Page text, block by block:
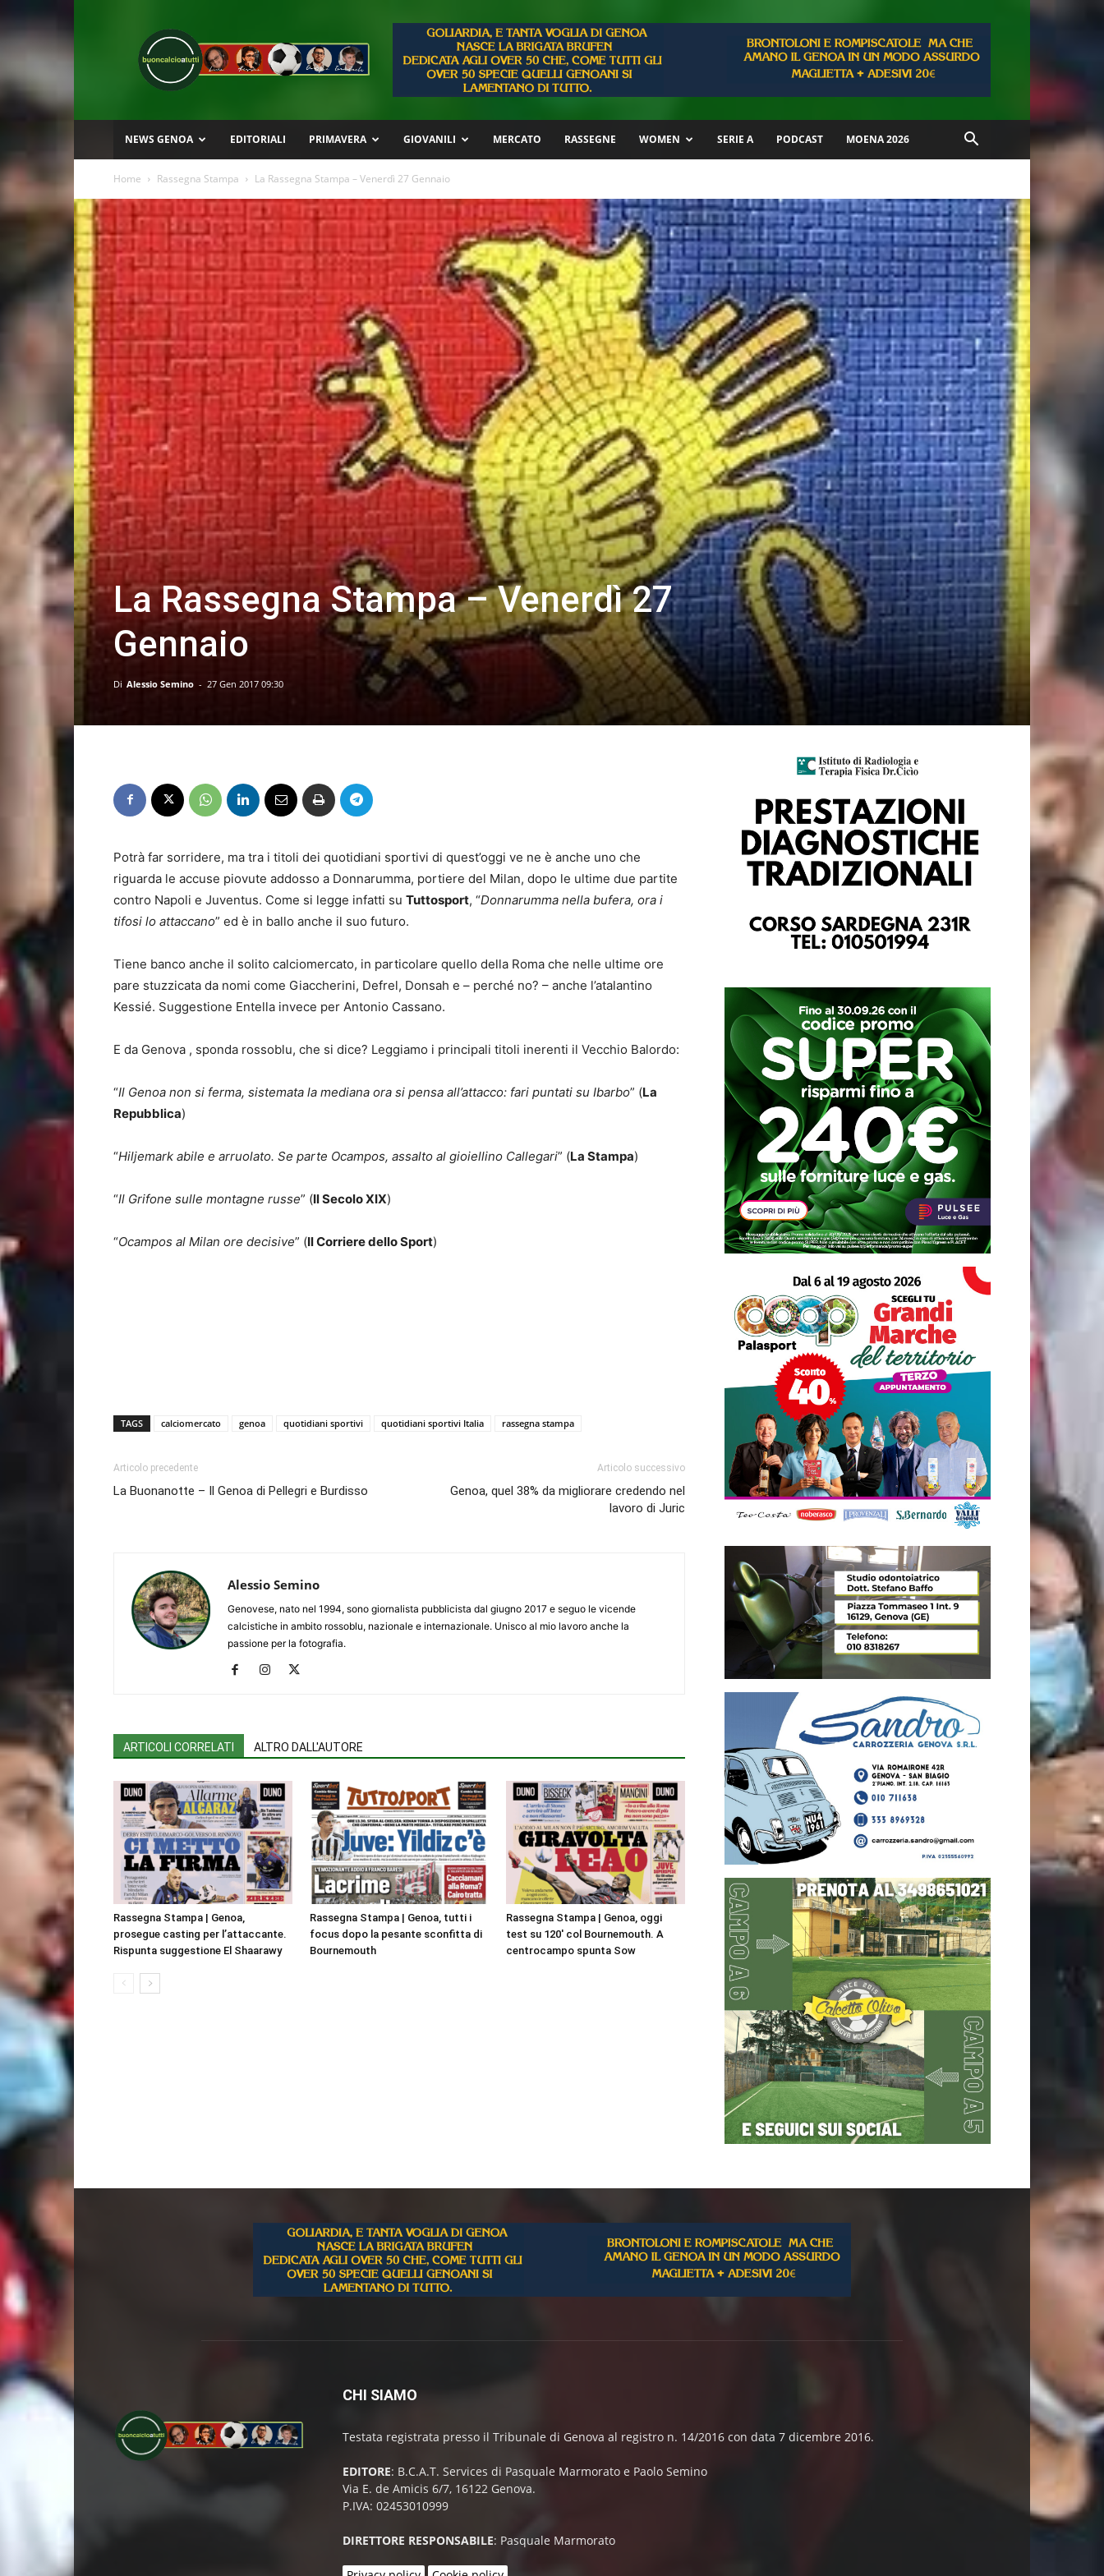
Buon
Calcio
a
Tutti
NEWS GENOA EDITORIALI PRIMAVERA GIOVANILI MERCATO RASSEGNE WOMEN SERIE A PODCAST MOENA 2026
Home Rassegna Stampa La Rassegna Stampa – Venerdì 27 Gennaio
La Rassegna Stampa – Venerdì 27
Gennaio
Di Alessio Semino - 27 Gen 2017 09:30
Potrà far sorridere, ma tra i titoli dei quotidiani sportivi di quest’oggi ve ne è anche uno che
riguarda le accuse piovute addosso a Donnarumma, portiere del Milan, dopo le ultime due partite
contro Napoli e Juventus. Come si legge infatti su Tuttosport, “Donnarumma nella bufera, ora i
tifosi lo attaccano” ed è in ballo anche il suo futuro.
Tiene banco anche il solito calciomercato, in particolare quello della Roma che nelle ultime ore
pare stuzzicata da nomi come Giaccherini, Defrel, Donsah e – perché no? – anche l’atalantino
Kessié. Suggestione Entella invece per Antonio Cassano.
E da Genova , sponda rossoblu, che si dice? Leggiamo i principali titoli inerenti il Vecchio Balordo:
“Il Genoa non si ferma, sistemata la mediana ora si pensa all’attacco: fari puntati su Ibarbo” (La
Repubblica)
“Hiljemark abile e arruolato. Se parte Ocampos, assalto al gioiellino Callegari” (La Stampa)
“Il Grifone sulle montagne russe” (Il Secolo XIX)
“Ocampos al Milan ore decisive” (Il Corriere dello Sport)
TAGS calciomercato genoa quotidiani sportivi quotidiani sportivi Italia rassegna stampa
Articolo precedente
La Buonanotte – Il Genoa di Pellegri e Burdisso
Articolo successivo
Genoa, quel 38% da migliorare credendo nel
lavoro di Juric
Alessio Semino
Genovese, nato nel 1994, sono giornalista pubblicista dal giugno 2017 e seguo le vicende
calcistiche in ambito rossoblu, nazionale e internazionale. Unisco al mio lavoro anche la
passione per la fotografia.
ARTICOLI CORRELATI ALTRO DALL'AUTORE
Rassegna Stampa | Genoa,
prosegue casting per l’attaccante.
Rispunta suggestione El Shaarawy
Rassegna Stampa | Genoa, tutti i
focus dopo la pesante sconfitta di
Bournemouth
Rassegna Stampa | Genoa, oggi
test su 120′ col Bournemouth. A
centrocampo spunta Sow
CHI SIAMO
Testata registrata presso il Tribunale di Genova al registro n. 14/2016 con data 7 dicembre 2016.
EDITORE: B.C.A.T. Services di Pasquale Marmorato e Paolo Semino
Via E. de Amicis 6/7, 16122 Genova.
P.IVA: 02453010999
DIRETTORE RESPONSABILE: Pasquale Marmorato